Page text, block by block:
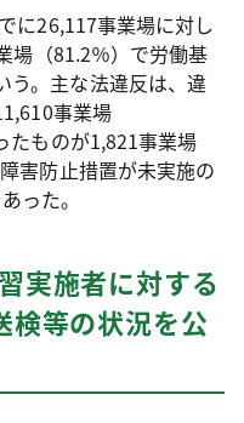
に26,117事業場に対し
場（81.2％）で労働基
う。主な法違反は、違
事業場
たものが1,821事業場
害防止措置が未実施の
った。
実施者に対する
検等の状況を公